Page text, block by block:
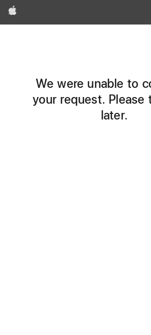
Apple
We were unable to
your request. Please
later.